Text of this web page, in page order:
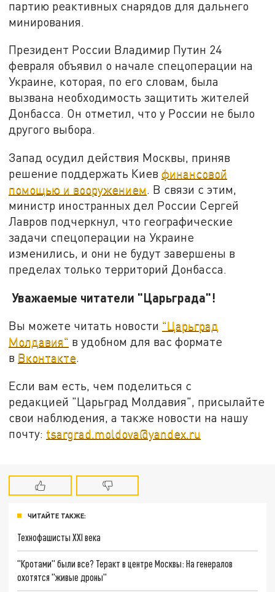
партию реактивных снарядов для дальнего
минирования.
Президент России Владимир Путин 24
февраля объявил о начале спецоперации на
Украине, которая, по его словам, была
вызвана необходимость защитить жителей
Донбасса. Он отметил, что у России не было
другого выбора.
Запад осудил действия Москвы, приняв
решение поддержать Киевфинансовой
помощью и вооружением. В связи с этим,
министр иностранных дел России Сергей
Лавров подчеркнул, что географические
задачи спецоперации на Украине
изменились, и они не будут завершены в
пределах только территорий Донбасса.
Уважаемые читатели "Царьграда"!
Вы можете читать новости "Царьград
Молдавия" в удобном для вас формате
в Вконтакте.
Если вам есть, чем поделиться с
редакцией "Царьград Молдавия", присылайте
свои наблюдения, а также новости на нашу
почту: tsargrad.moldova@yandex.ru
ЧИТАЙТЕ ТАКЖЕ:
Технофашисты XXI века
"Кротами" были все? Теракт в центре Москвы: На генералов
охотятся "живые дроны"